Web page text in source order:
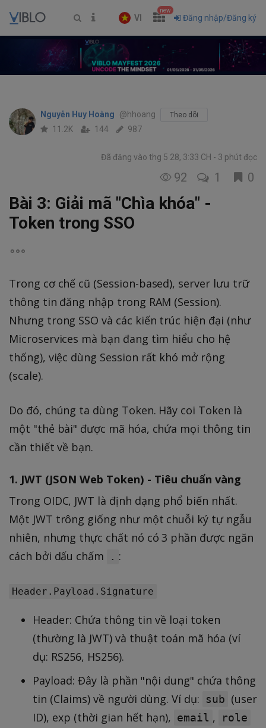
VI
new
Đăng nhập/Đăng ký
Nguyễn Huy Hoàng @hhoang Theo dõi
11.2K 144 987
Đã đăng vào thg 5 28, 3:33 CH 3 phút đọc
92 1 0
Bài 3: Giải mã "Chìa khóa" -
Token trong SSO
Trong cơ chế cũ (Session-based), server lưu trữ
thông tin đăng nhập trong RAM (Session).
Nhưng trong SSO và các kiến trúc hiện đại (như
Microservices mà bạn đang tìm hiểu cho hệ
thống), việc dùng Session rất khó mở rộng
(scale).
Do đó, chúng ta dùng Token. Hãy coi Token là
một "thẻ bài" được mã hóa, chứa mọi thông tin
cần thiết về bạn.
1. JWT (JSON Web Token) - Tiêu chuẩn vàng
Trong OIDC, JWT là định dạng phổ biến nhất.
Một JWT trông giống như một chuỗi ký tự ngẫu
nhiên, nhưng thực chất nó có 3 phần được ngăn
cách bởi dấu chấm
. :
Header.Payload.Signature
Header: Chứa thông tin về loại token
(thường là JWT) và thuật toán mã hóa (ví
dụ: RS256, HS256).
Payload: Đây là phần "nội dung" chứa thông
tin (Claims) về người dùng. Ví dụ:
sub (user
ID), exp (thời gian hết hạn), email , role